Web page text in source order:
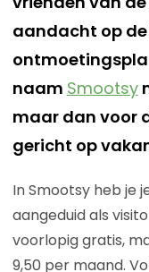
aandacht op de
naam Smootsy
maar dan voor
gericht op
In Smootsy heb je
aangeduid als
voorlopig gratis,
9,50 per maand.